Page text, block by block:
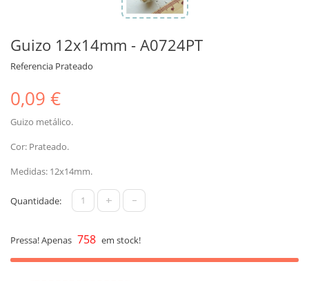
Guizo 12x14mm - A0724PT
Referencia Prateado
0,09 €
Guizo metálico.
Cor: Prateado.
Medidas: 12x14mm.
Quantidade: + -
Pressa! Apenas 758 em stock!